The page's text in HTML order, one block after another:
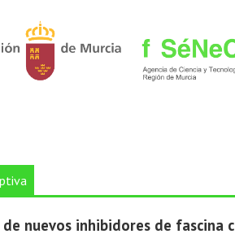
nuevos inhibidores de fascina